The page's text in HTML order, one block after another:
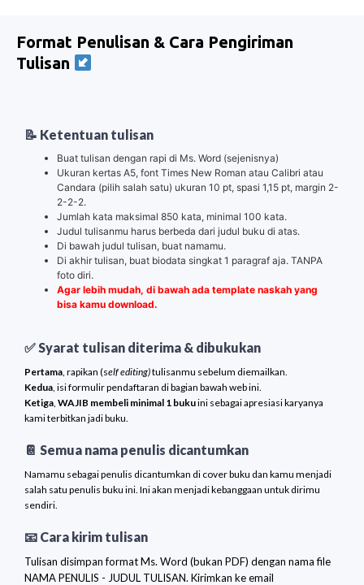
Format Penulisan & Cara Pengiriman
Tulisan
📝 Ketentuan tulisan
Buat tulisan dengan rapi di Ms. Word (sejenisnya)
Ukuran kertas A5, font Times New Roman atau Calibri atau
Candara (pilih salah satu) ukuran 10 pt, spasi 1,15 pt, margin 2-
2-2-2.
Jumlah kata maksimal 850 kata, minimal 100 kata.
Judul tulisanmu harus berbeda dari judul buku di atas.
Di bawah judul tulisan, buat namamu.
Di akhir tulisan, buat biodata singkat 1 paragraf aja. TANPA
foto diri.
Agar lebih mudah, di bawah ada template naskah yang
bisa kamu download.
✅ Syarat tulisan diterima & dibukukan
Pertama, rapikan (self editing)tulisanmu sebelum diemailkan.
Kedua, isi formulir pendaftaran di bagian bawah web ini.
Ketiga, WAJIB membeli minimal 1 bukuini sebagai apresiasi karyanya
kami terbitkan jadi buku.
📔 Semua nama penulis dicantumkan
Namamu sebagai penulis dicantumkan di cover buku dan kamu menjadi
salah satu penulis buku ini. Ini akan menjadi kebanggaan untuk dirimu
sendiri.
📧 Cara kirim tulisan
Tulisan disimpan format Ms. Word (bukan PDF) dengan nama file
NAMA PENULIS - JUDUL TULISAN. Kirimkan ke email